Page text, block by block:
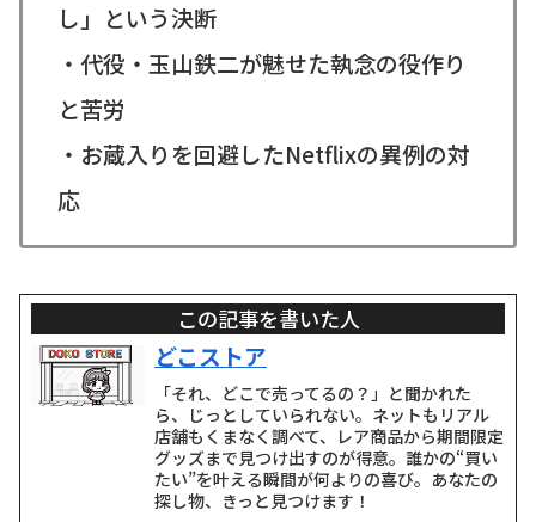
し」という決断
・代役・玉山鉄二が魅せた執念の役作り
と苦労
・お蔵入りを回避したNetflixの異例の対
応
この記事を書いた人
どこストア
「それ、どこで売ってるの？」と聞かれた
ら、じっとしていられない。ネットもリアル
店舗もくまなく調べて、レア商品から期間限定
グッズまで見つけ出すのが得意。誰かの“買い
たい”を叶える瞬間が何よりの喜び。あなたの
探し物、きっと見つけます！